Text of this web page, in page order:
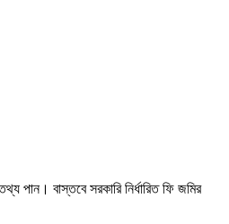
পান। বাস্তবে সরকারি নির্ধারিত ফি জমির